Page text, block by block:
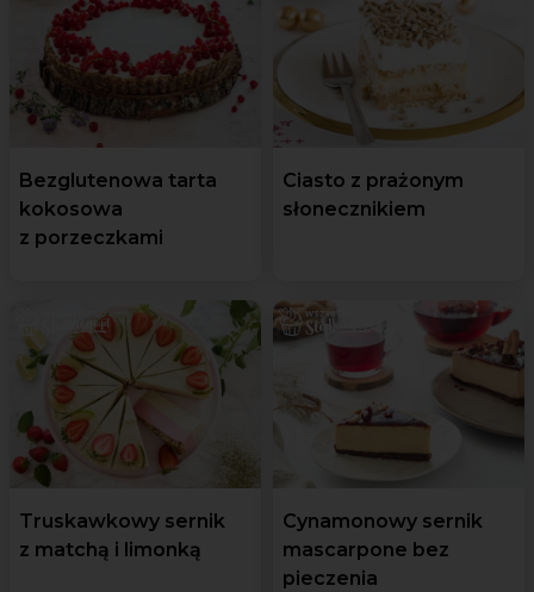
Bezglutenowa tarta
kokosowa
z porzeczkami
Ciasto z prażonym
słonecznikiem
Truskawkowy sernik
z matchą i limonką
Cynamonowy sernik
mascarpone bez
pieczenia